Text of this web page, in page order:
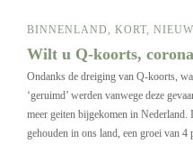
BINNENLAND, KORT,
Wilt u Q-koorts,
Ondanks de dreiging van Q-koorts,
‘geruimd’ werden vanwege deze
meer geiten bijgekomen in
gehouden in ons land, een groei van